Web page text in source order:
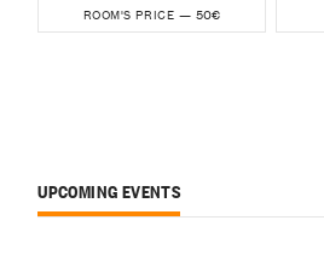
ROOM'S PRICE — 50€
UPCOMING EVENTS